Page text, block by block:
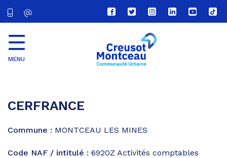
Lien
vers
compte
Facebook
Lien
vers
compte
Twitter
Lien
vers
le
compte
Lien
vers
Lien
vers
Lien
vers
MENU
CERFRANCE
Commune : MONTCEAU LES MINES
Code NAF / intitulé : 6920Z Activités comptables